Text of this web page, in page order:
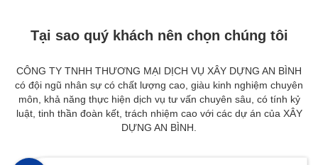
Tại sao quý khách nên chọn chúng tôi
CÔNG TY TNHH THƯƠNG MẠI DỊCH VỤ XÂY DỰNG AN BÌNH
có đội ngũ nhân sự có chất lượng cao, giàu kinh nghiệm chuyên
môn, khả năng thực hiện dịch vụ tư vấn chuyên sâu, có tính kỷ
luật, tinh thần đoàn kết, trách nhiệm cao với các dự án của XÂY
DỰNG AN BÌNH.